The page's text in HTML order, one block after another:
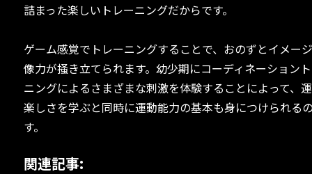
詰まった楽しいトレーニングだからです。
ゲーム感覚でトレーニングすることで、おのずとイメー
像力が掻き立てられます。幼少期にコーディネーション
ニングによるさまざまな刺激を体験することによって、
楽しさを学ぶと同時に運動能力の基本も身につけられる
す。
関連記事: